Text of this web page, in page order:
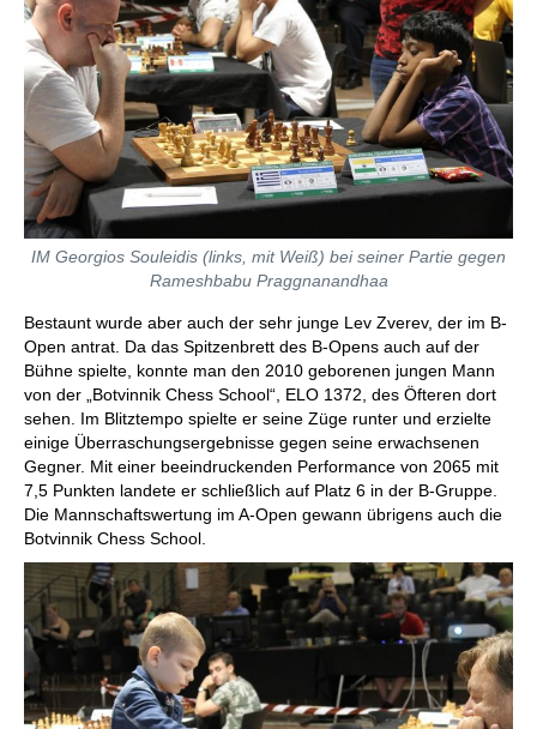
IM Georgios Souleidis (links, mit Weiß) bei seiner Partie gegen
Rameshbabu Praggnanandhaa
Bestaunt wurde aber auch der sehr junge Lev Zverev, der im B-
Open antrat. Da das Spitzenbrett des B-Opens auch auf der
Bühne spielte, konnte man den 2010 geborenen jungen Mann
von der „Botvinnik Chess School“, ELO 1372, des Öfteren dort
sehen. Im Blitztempo spielte er seine Züge runter und erzielte
einige Überraschungsergebnisse gegen seine erwachsenen
Gegner. Mit einer beeindruckenden Performance von 2065 mit
7,5 Punkten landete er schließlich auf Platz 6 in der B-Gruppe.
Die Mannschaftswertung im A-Open gewann übrigens auch die
Botvinnik Chess School.